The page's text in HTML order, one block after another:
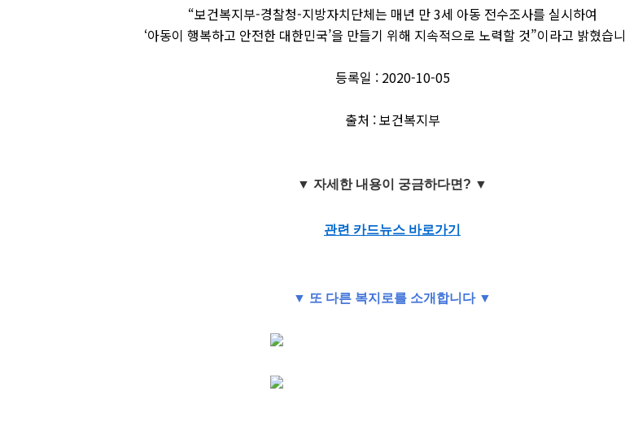
“보건복지부-경찰청-지방자치단체는 매년 만 3세 아동 전수조사를 실시하여
‘아동이 행복하고 안전한 대한민국’을 만들기 위해 지속적으로 노력할 것”이라고 밝혔습니
등록일 : 2020-10-05
출처 : 보건복지부
▼ 자세한 내용이 궁금하다면? ▼
관련 카드뉴스 바로가기
▼ 또 다른 복지로를 소개합니다 ▼